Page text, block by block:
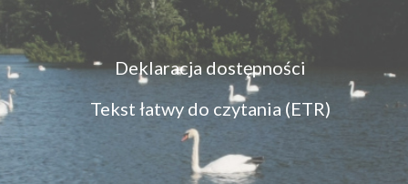
Menu
dostępność
Deklaracja dostępności
Tekst łatwy do czytania (ETR)